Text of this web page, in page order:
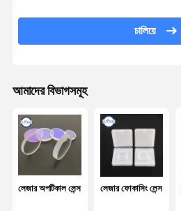
অপটিকাল ব্যান্ডপাস ফিল্টার
আইআর অপটিক্স
বেড়া আয়না
চালিয়ে
আমাদের বিভাগসমূহ
লেজার অপটিকাল লেন্স লেজার ফোকাসিং লেন্স